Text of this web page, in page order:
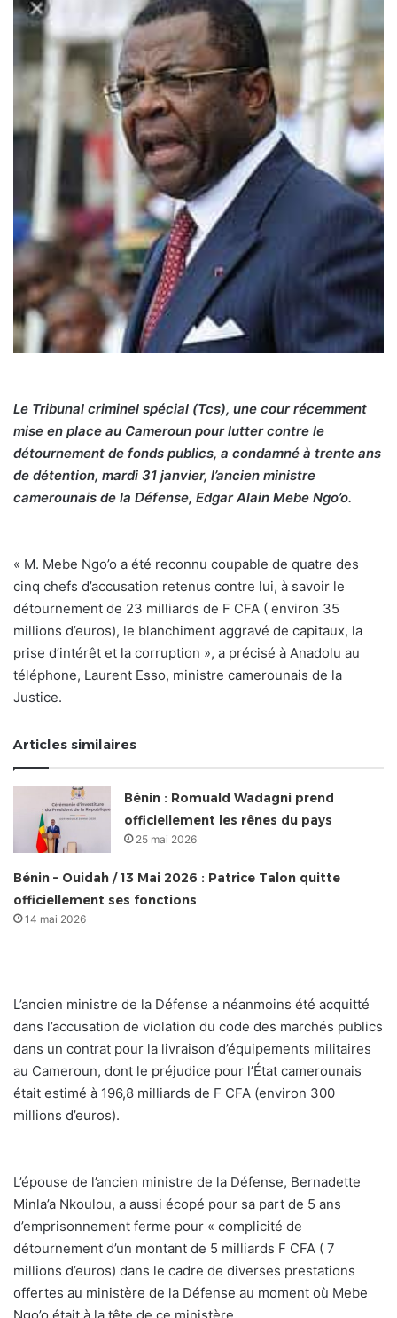
Le Tribunal criminel spécial (Tcs), une cour récemment
mise en place au Cameroun pour lutter contre le
détournement de fonds publics, a condamné à trente ans
de détention, mardi 31 janvier, l’ancien ministre
camerounais de la Défense, Edgar Alain Mebe Ngo’o.
« M. Mebe Ngo’o a été reconnu coupable de quatre des
cinq chefs d’accusation retenus contre lui, à savoir le
détournement de 23 milliards de F CFA ( environ 35
millions d’euros), le blanchiment aggravé de capitaux, la
prise d’intérêt et la corruption », a précisé à Anadolu au
téléphone, Laurent Esso, ministre camerounais de la
Justice.
Articles similaires
Bénin : Romuald Wadagni prend
officiellement les rênes du pays
25 mai 2026
Bénin – Ouidah / 13 Mai 2026 : Patrice Talon quitte
officiellement ses fonctions
14 mai 2026
L’ancien ministre de la Défense a néanmoins été acquitté
dans l’accusation de violation du code des marchés publics
dans un contrat pour la livraison d’équipements militaires
au Cameroun, dont le préjudice pour l’État camerounais
était estimé à 196,8 milliards de F CFA (environ 300
millions d’euros).
L’épouse de l’ancien ministre de la Défense, Bernadette
Minla’a Nkoulou, a aussi écopé pour sa part de 5 ans
d’emprisonnement ferme pour « complicité de
détournement d’un montant de 5 milliards F CFA ( 7
millions d’euros) dans le cadre de diverses prestations
offertes au ministère de la Défense au moment où Mebe